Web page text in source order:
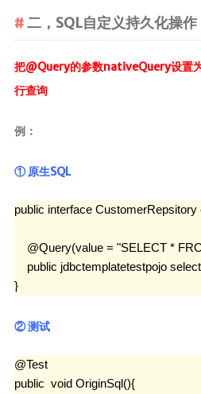
二，SQL自定义持久化操作
把@Query的参数nativeQuery设置
行查询
例：
① 原生SQL
public interface
@Query(value = "SELECT *
public jdbctemplatetestpojo
}
② 测试
@Test
public  void OriginSql(){